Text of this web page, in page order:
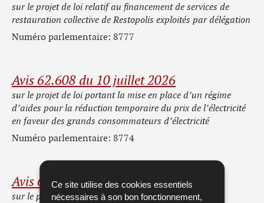
Ce site utilise des cookies essentiels
nécessaires à son bon fonctionnement,
sur le projet de loi relatif au financement de services de
restauration collective de Restopolis exploités par délégation
Numéro parlementaire: 8777
Avis 62.608 du 10 juillet 2026
sur le projet de loi portant la mise en place d’un régime
d’aides pour la réduction temporaire du prix de l’électricité
en faveur des grands consommateurs d’électricité
Numéro parlementaire: 8774
Avis 62.549 du 10 juillet 2026
sur le projet de règlement grand-ducal modifiant le